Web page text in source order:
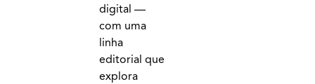
digital —
com uma
linha
editorial que
explora